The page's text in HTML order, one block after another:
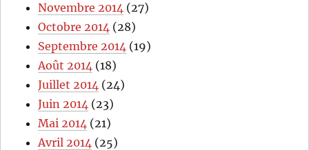
Novembre 2014 (27)
Octobre 2014 (28)
Septembre 2014 (19)
Août 2014 (18)
Juillet 2014 (24)
Juin 2014 (23)
Mai 2014 (21)
Avril 2014 (25)